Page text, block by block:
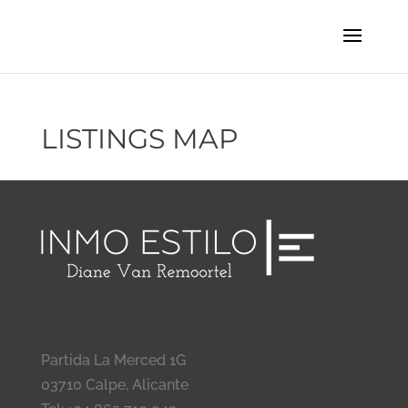
LISTINGS MAP
Partida La Merced 1G
03710 Calpe, Alicante